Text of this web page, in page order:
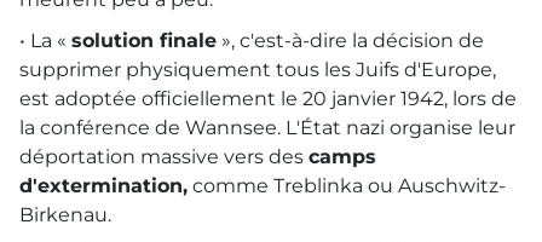
• La « solution finale », c'est-à-dire la décision de
supprimer physiquement tous les Juifs d'Europe,
est adoptée officiellement le 20 janvier 1942, lors de
la conférence de Wannsee. L'État nazi organise leur
déportation massive vers des camps
d'extermination, comme Treblinka ou Auschwitz-
Birkenau.